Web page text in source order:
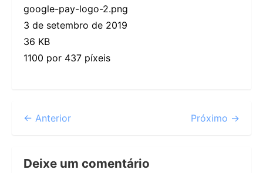
google-pay-logo-2.png
3 de setembro de 2019
36 KB
1100 por 437 píxeis
← Anterior Próximo →
Deixe um comentário